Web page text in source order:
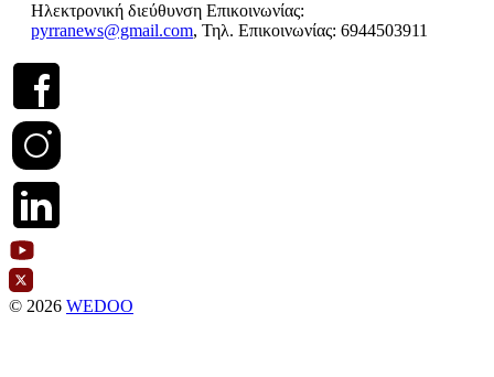
Ηλεκτρονική διεύθυνση Επικοινωνίας:
pyrranews@gmail.com, Τηλ. Επικοινωνίας: 6944503911
© 2026 WEDOO